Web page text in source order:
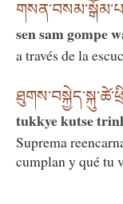
sen sam gompe
a través de la
tukkye kutse
Suprema
cumplan y qué tu